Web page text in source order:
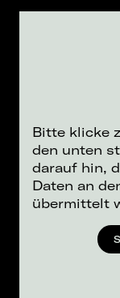
Bitte klicke
den unten
darauf hin,
Daten an
übermittelt